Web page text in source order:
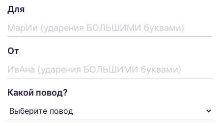
Для
От
Какой повод?